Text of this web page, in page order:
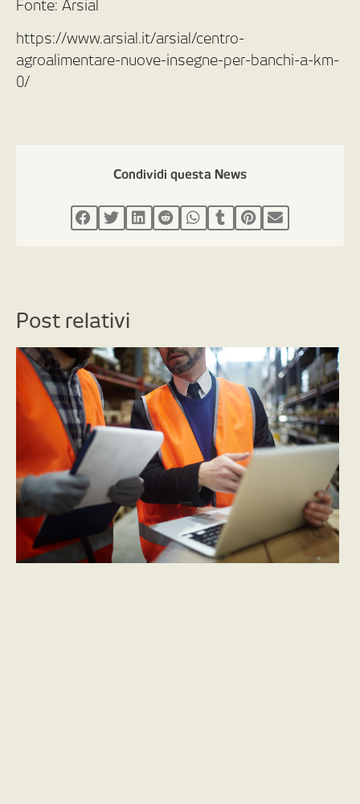
Fonte: Arsial
https://www.arsial.it/arsial/centro-
agroalimentare-nuove-insegne-per-banchi-a-km-
0/
Condividi questa News
Post relativi